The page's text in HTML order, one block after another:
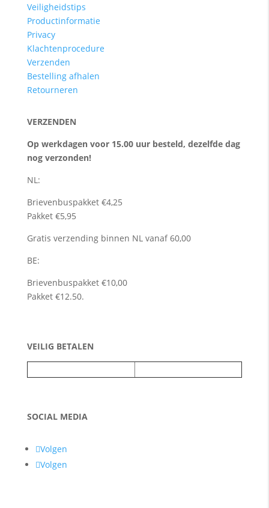
Veiligheidstips
Productinformatie
Privacy
Klachtenprocedure
Verzenden
Bestelling afhalen
Retourneren
VERZENDEN
Op werkdagen voor 15.00 uur besteld, dezelfde dag
nog verzonden!
NL:
Brievenbuspakket €4,25
Pakket €5,95
Gratis verzending binnen NL vanaf 60,00
BE:
Brievenbuspakket €10,00
Pakket €12.50.
VEILIG BETALEN
SOCIAL MEDIA
Volgen
Volgen